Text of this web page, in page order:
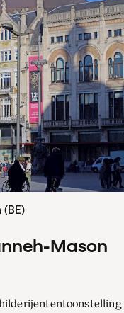
Mason